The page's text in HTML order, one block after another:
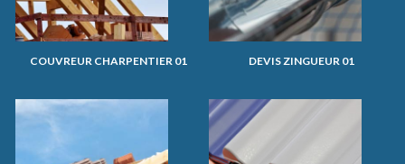
COUVREUR CHARPENTIER 01 DEVIS ZINGUEUR 01